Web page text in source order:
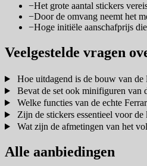
−Het grote aantal stickers
−Door de omvang neemt het
−Hoge initiële aanschafprijs
Veelgestelde vragen
Hoe uitdagend is de bouw van
Bevat de set ook minifiguren van
Welke functies van de echte
Zijn de stickers essentieel voor
Wat zijn de afmetingen van het
Alle aanbiedingen